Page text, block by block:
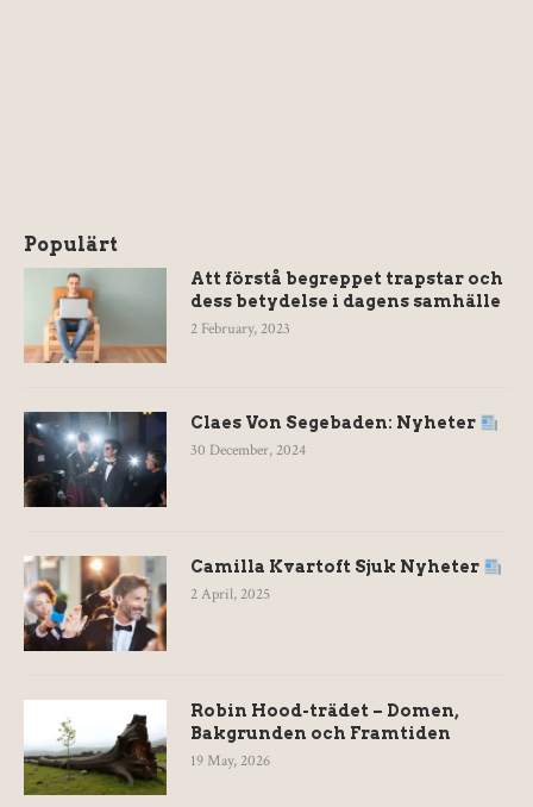
Populärt
Att förstå begreppet trapstar och
dess betydelse i dagens samhälle
2 February, 2023
Claes Von Segebaden: Nyheter
30 December, 2024
Camilla Kvartoft Sjuk Nyheter
2 April, 2025
Robin Hood-trädet – Domen,
Bakgrunden och Framtiden
19 May, 2026